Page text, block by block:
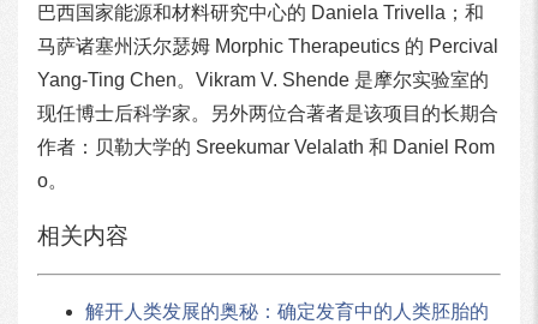
巴西国家能源和材料研究中心的 Daniela Trivella；和
马萨诸塞州沃尔瑟姆 Morphic Therapeutics 的 Percival
Yang-Ting Chen。Vikram V. Shende 是摩尔实验室的
现任博士后科学家。另外两位合著者是该项目的长期合
作者：贝勒大学的 Sreekumar Velalath 和 Daniel Rom
o。
相关内容
解开人类发展的奥秘：确定发育中的人类胚胎的